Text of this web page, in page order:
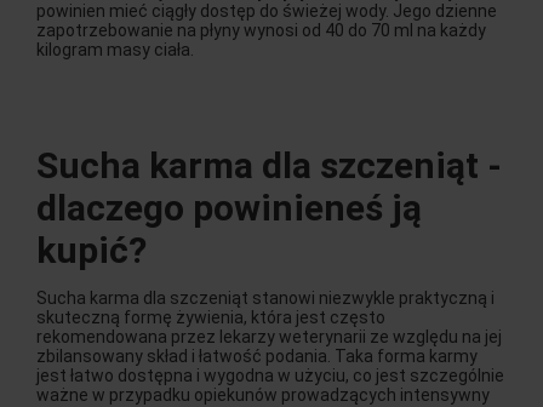
powinien mieć ciągły dostęp do świeżej wody. Jego dzienne
zapotrzebowanie na płyny wynosi od 40 do 70 ml na każdy
kilogram masy ciała.
Sucha karma dla szczeniąt -
dlaczego powinieneś ją
kupić?
Sucha karma dla szczeniąt stanowi niezwykle praktyczną i
skuteczną formę żywienia, która jest często
rekomendowana przez lekarzy weterynarii ze względu na jej
zbilansowany skład i łatwość podania. Taka forma karmy
jest łatwo dostępna i wygodna w użyciu, co jest szczególnie
ważne w przypadku opiekunów prowadzących intensywny